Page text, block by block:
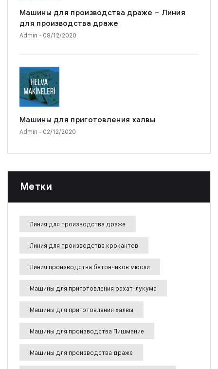
Машины для производства драже – Линия
для производства драже
Admin - 08/12/2020
Машины для приготовления халвы
Admin - 02/12/2020
Метки
Линия для производства драже
Линия для производства крокантов
Линия производства батончиков мюсли
Машины для приготовления рахат-лукума
Машины для приготовления халвы
Машины для производства Пишмание
Машины для производства драже